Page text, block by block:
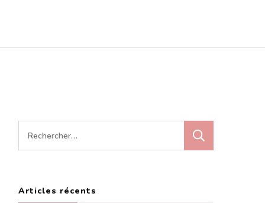
Rechercher :
Articles récents